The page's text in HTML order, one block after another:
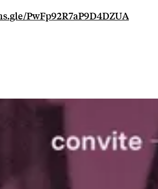
PwFp92R7aP9D4DZUA